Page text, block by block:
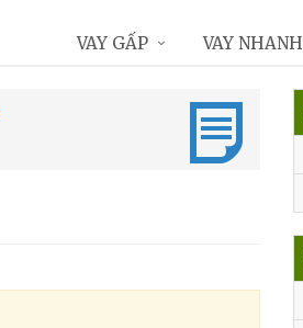
VAY GẤP VAY NHANH